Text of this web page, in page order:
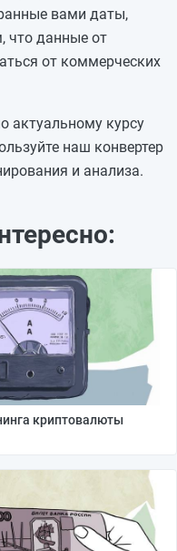
+0,0568
+0,1371
вами даты,
что данные от
от коммерческих
актуальному курсу
наш конвертер
и анализа.
криптовалюты